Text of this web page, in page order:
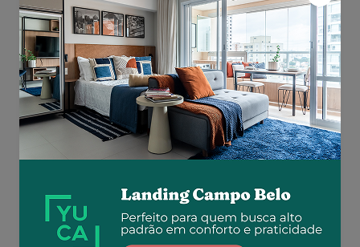
Aluguel R$ 1.777
Total R$ 2.843
Similar a sua busca
Em breve